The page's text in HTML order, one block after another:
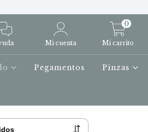
Mi cuenta Mi carrito
0
Pegamentos Pinzas